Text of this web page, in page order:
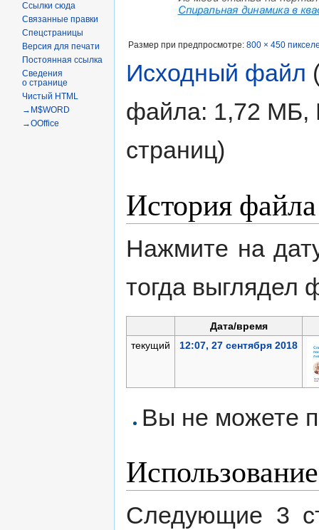
Размер при предпросмотре: 800 × 450
Исходный файл
файла: 1,72 МБ,
страниц)
История файла
Нажмите на
тогда выглядел
Дата/время
текущий
12:07, 27 сентября 2018
Вы не можете
Следующие 3
Ссылки сюда
Связанные правки
Спецстраницы
Версия для печати
Постоянная ссылка
Сведения
о странице
Чистый HTML
→M$WORD
→OOffice